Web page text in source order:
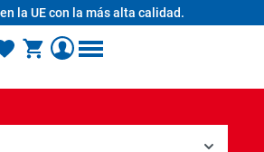
la UE con la más alta calidad.